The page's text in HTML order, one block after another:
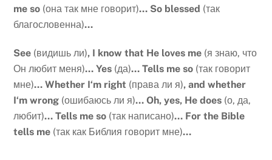
me so (она так мне говорит)… So blessed (так
благословенна)…
See (видишь ли), I know that He loves me (я знаю, что
Он любит меня)…Yes (да)…Tells me so (так говорит
мне)…Whether I‘m right (права ли я),and whether
I‘m wrong (ошибаюсь ли я)…Oh,yes, He does (о, да,
любит)…Tells me so (так написано)… For the Bible
tells me (так как Библия говорит мне)…